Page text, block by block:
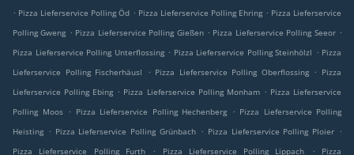
. Pizza Lieferservice Polling Öd . Pizza Lieferservice Polling Ehring . Pizza Lieferservice
Polling Gweng . Pizza Lieferservice Polling Gießen . Pizza Lieferservice Polling Seeor .
Pizza Lieferservice Polling Unterflossing . Pizza Lieferservice Polling Steinhölzl . Pizza
Lieferservice Polling Fischerhäusl
. Pizza Lieferservice Polling Oberflossing . Pizza
Lieferservice Polling Ebing . Pizza Lieferservice Polling Monham . Pizza Lieferservice
Polling Moos
. Pizza Lieferservice Polling Hechenberg . Pizza Lieferservice Polling
Heisting . Pizza Lieferservice Polling Grünbach . Pizza Lieferservice Polling Ploier .
Pizza Lieferservice Polling Furth
. Pizza Lieferservice Polling Lippach .
Pizza